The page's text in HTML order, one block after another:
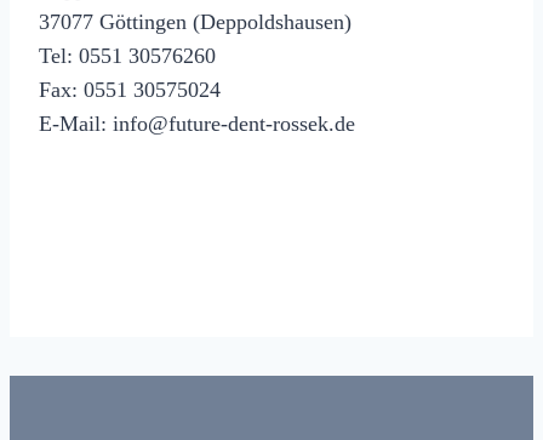
37077 Göttingen (Deppoldshausen)
Tel: 0551 30576260
Fax: 0551 30575024
E-Mail: info@future-dent-rossek.de